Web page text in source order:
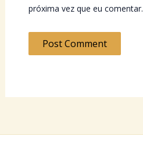
próxima vez que eu comentar.